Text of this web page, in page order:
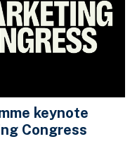
keynote
Congress